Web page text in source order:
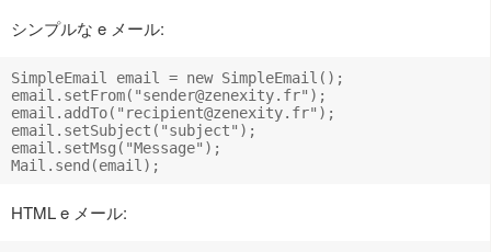
シンプルな e メール:
SimpleEmail email = new SimpleEmail();
email.setFrom("sender@zenexity.fr");
email.addTo(" recipient@zenexity.fr");
email.setSubject("subject");
email.setMsg("Message");
HTML e メール: